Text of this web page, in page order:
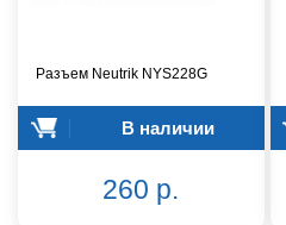
Разъем Neutrik NYS228G
В наличии
260 р.